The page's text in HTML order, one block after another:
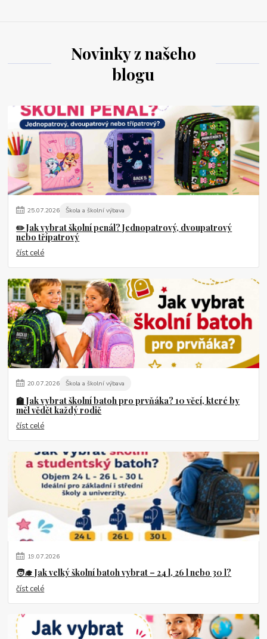
Novinky z našeho
blogu
25.07.2026 Škola a školní výbava
✏️ Jak vybrat školní penál? Jednopatrový, dvoupatrový
nebo třípatrový
číst celé
20.07.2026 Škola a školní výbava
🏫 Jak vybrat školní batoh pro prvňáka? 10 věcí, které by
měl vědět každý rodič
číst celé
19.07.2026
🧑‍🎓 Jak velký školní batoh vybrat – 24 l, 26 l nebo 30 l?
číst celé